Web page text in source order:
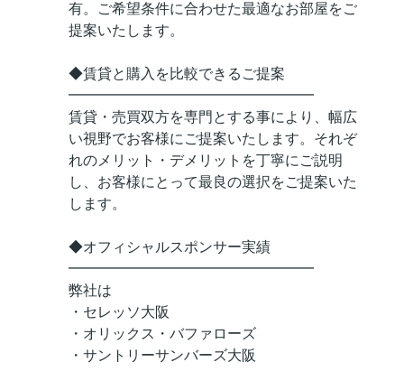
有。ご希望条件に合わせた最適なお部屋をご
提案いたします。
◆賃貸と購入を比較できるご提案
━━━━━━━━━━━━━━━━━
賃貸・売買双方を専門とする事により、幅広
い視野でお客様にご提案いたします。それぞ
れのメリット・デメリットを丁寧にご説明
し、お客様にとって最良の選択をご提案いた
します。
◆オフィシャルスポンサー実績
━━━━━━━━━━━━━━━━━
弊社は
・セレッソ大阪
・オリックス・バファローズ
・サントリーサンバーズ大阪